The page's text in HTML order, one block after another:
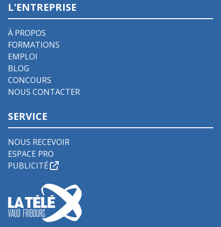
L'ENTREPRISE
À PROPOS
FORMATIONS
EMPLOI
BLOG
CONCOURS
NOUS CONTACTER
SERVICE
NOUS RECEVOIR
ESPACE PRO
PUBLICITÉ